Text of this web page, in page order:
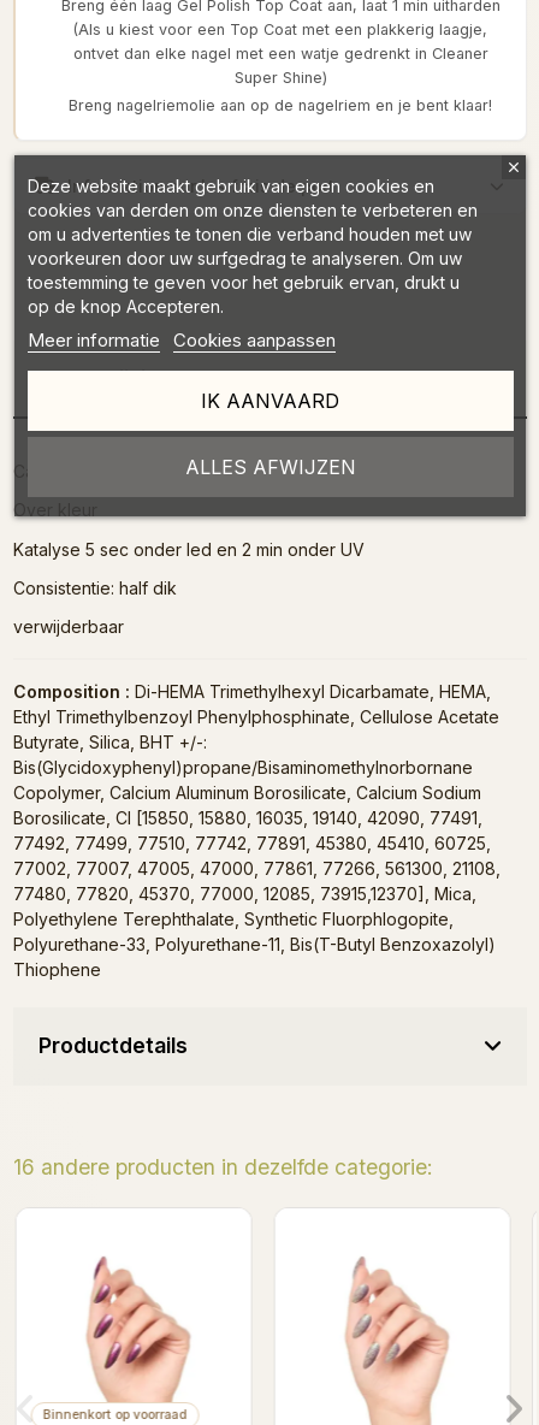
Breng één laag Gel Polish Top Coat aan, laat 1 min uitharden
(Als u kiest voor een Top Coat met een plakkerig laagje,
ontvet dan elke nagel met een watje gedrenkt in Cleaner
Super Shine)
Breng nagelriemolie aan op de nagelriem en je bent klaar!
Information sur les frais de port
Omschrijving
Capaciteit: 7 ml
Over kleur
Katalyse 5 sec onder led en 2 min onder UV
Consistentie: half dik
verwijderbaar
Composition : Di-HEMA Trimethylhexyl Dicarbamate, HEMA,
Ethyl Trimethylbenzoyl Phenylphosphinate, Cellulose Acetate
Butyrate, Silica, BHT +/-:
Bis(Glycidoxyphenyl)propane/Bisaminomethylnorbornane
Copolymer, Calcium Aluminum Borosilicate, Calcium Sodium
Borosilicate, CI [15850, 15880, 16035, 19140, 42090, 77491,
77492, 77499, 77510, 77742, 77891, 45380, 45410, 60725,
77002, 77007, 47005, 47000, 77861, 77266, 561300, 21108,
77480, 77820, 45370, 77000, 12085, 73915,12370], Mica,
Polyethylene Terephthalate, Synthetic Fluorphlogopite,
Polyurethane-33, Polyurethane-11, Bis(T-Butyl Benzoxazolyl)
Thiophene
Productdetails
16 andere producten in dezelfde categorie:
Binnenkort op voorraad
Deze website maakt gebruik van eigen cookies en
cookies van derden om onze diensten te verbeteren en
om u advertenties te tonen die verband houden met uw
voorkeuren door uw surfgedrag te analyseren. Om uw
toestemming te geven voor het gebruik ervan, drukt u
op de knop Accepteren.
Meer informatie Cookies aanpassen
ALLES AFWIJZEN
IK AANVAARD